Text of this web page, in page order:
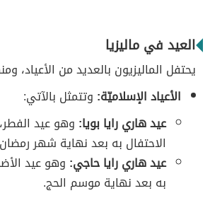
العيد في ماليزيا
يحتفل الماليزيون بالعديد من الأعياد،
الأعياد الإسلاميّة: وتتمثل بالآتي:
عيد هاري رايا بويا: وهو عيد
الاحتفال به بعد نهاية شهر
عيد هاري رايا حاجي: وهو عيد
به بعد نهاية موسم الحج.